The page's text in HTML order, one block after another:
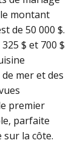
montant
de 50 000 $.
$ et 700 $
mer et des
premier
parfaite
sur la côte.